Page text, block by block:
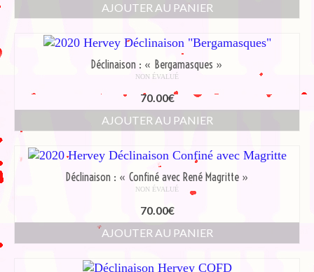
AJOUTER AU PANIER
Déclinaison : « Bergamasques »
NON ÉVALUÉ
70.00€
AJOUTER AU PANIER
Déclinaison : « Confiné avec René Magritte »
NON ÉVALUÉ
70.00€
AJOUTER AU PANIER